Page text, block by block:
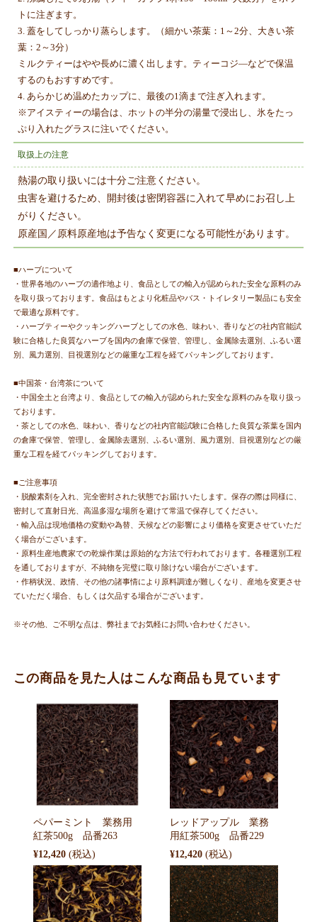
トに注ぎます。
3. 蓋をしてしっかり蒸らします。（細かい茶葉：1～2分、大きい茶
葉：2～3分）
ミルクティーはやや長めに濃く出します。ティーコジ―などで保温
するのもおすすめです。
4. あらかじめ温めたカップに、最後の1滴まで注ぎ入れます。
※アイスティーの場合は、ホットの半分の湯量で浸出し、氷をたっ
ぷり入れたグラスに注いでください。
取扱上の注意
熱湯の取り扱いには十分ご注意ください。
虫害を避けるため、開封後は密閉容器に入れて早めにお召し上
がりください。
原産国／原料原産地は予告なく変更になる可能性があります。
■ハーブについて
・世界各地のハーブの適作地より、食品としての輸入が認められた安全な原料のみ
を取り扱っております。食品はもとより化粧品やバス・トイレタリー製品にも安全
で最適な原料です。
・ハーブティーやクッキングハーブとしての水色、味わい、香りなどの社内官能試
験に合格した良質なハーブを国内の倉庫で保管、管理し、金属除去選別、ふるい選
別、風力選別、目視選別などの厳重な工程を経てパッキングしております。
■中国茶・台湾茶について
・中国全土と台湾より、食品としての輸入が認められた安全な原料のみを取り扱っ
ております。
・茶としての水色、味わい、香りなどの社内官能試験に合格した良質な茶葉を国内
の倉庫で保管、管理し、金属除去選別、ふるい選別、風力選別、目視選別などの厳
重な工程を経てパッキングしております。
■ご注意事項
・脱酸素剤を入れ、完全密封された状態でお届けいたします。保存の際は同様に、
密封して直射日光、高温多湿な場所を避けて常温で保存してください。
・輸入品は現地価格の変動や為替、天候などの影響により価格を変更させていただ
く場合がございます。
・原料生産地農家での乾燥作業は原始的な方法で行われております。各種選別工程
を通しておりますが、不純物を完璧に取り除けない場合がございます。
・作柄状況、政情、その他の諸事情により原料調達が難しくなり、産地を変更させ
ていただく場合、もしくは欠品する場合がございます。
※その他、ご不明な点は、弊社までお気軽にお問い合わせください。
この商品を見た人はこんな商品も見ています
ペパーミント 業務用
紅茶500g 品番263
¥12,420
レッドアップル 業務
用紅茶500g 品番229
¥12,420